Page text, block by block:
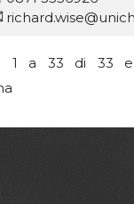
1 a 33 di 33